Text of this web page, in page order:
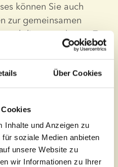
Über Cookies
Inhalte und Anzeigen zu
soziale Medien anbieten
unsere Website zu
wir Informationen zu Ihrer
können Sie auch
zur gemeinsamen
und diese zu planen. Zum
Paare, die sich einer
die Schwangerschaft
Paare möchten
wie sich ihr
Kindes verändern wird.
Ihrem Kind